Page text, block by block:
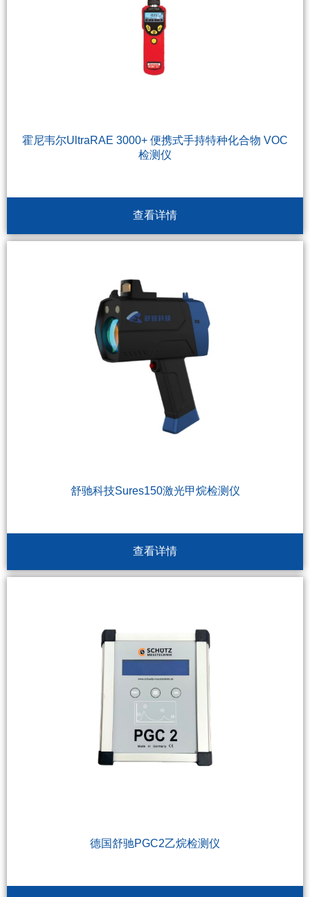
霍尼韦尔UltraRAE 3000+ 便携式手持特种化合物 VOC
检测仪
查看详情
舒驰科技Sures150激光甲烷检测仪
查看详情
德国舒驰PGC2乙烷检测仪